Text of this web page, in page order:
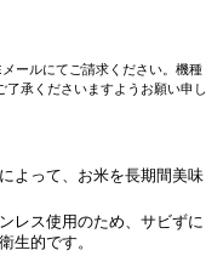
ールにてご請求ください。機種
承くださいますようお願い申し
よって、お米を長期間美味
レス使用のため、サビずに
生的です。